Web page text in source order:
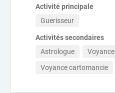
Activité principale
Guerisseur
Activités secondaires
Astrologue
Voyance
Voyance cartomancie